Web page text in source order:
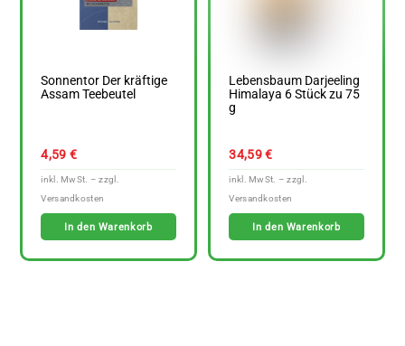
Sonnentor Der kräftige
Assam Teebeutel
4,59 €
In den Warenkorb
Lebensbaum Darjeeling
Himalaya 6 Stück zu 75
g
34,59€
In den Warenkorb